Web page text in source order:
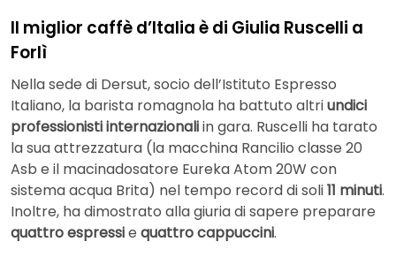
Il miglior caffè d’Italia è di Giulia Ruscelli a
Forlì
Nella sede di Dersut, socio dell’Istituto Espresso
Italiano, la barista romagnola ha battuto altriundici
professionistiinternazionaliin gara. Ruscelli ha tarato
la sua attrezzatura (la macchina Rancilio classe 20
Asb e il macinadosatore Eureka Atom 20W con
sistema acqua Brita) nel tempo record di soli11 minuti.
Inoltre, ha dimostrato alla giuria di sapere preparare
quattro espressie quattro cappuccini.